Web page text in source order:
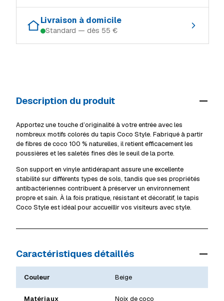
Ingeldorf
Alzingen
Schifflange En stock
Livraison à domicile
Standard — dès 55 €
Livraison volumineux / camion 69 €
Détails livraison & retrait
Description du produit
Apportez une touche d’originalité à votre entrée avec les
nombreux motifs colorés du tapis Coco Style. Fabriqué à partir
de fibres de coco 100 % naturelles, il retient efficacement les
poussières et les saletés fines dès le seuil de la porte.
Son support en vinyle antidérapant assure une excellente
stabilité sur différents types de sols, tandis que ses propriétés
antibactériennes contribuent à préserver un environnement
propre et sain. À la fois pratique, résistant et décoratif, le tapis
Coco Style est idéal pour accueillir vos visiteurs avec style.
Caractéristiques détaillés
Couleur Beige
Matériaux Noix de coco